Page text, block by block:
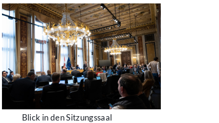
Blick in den Sitzungssaal